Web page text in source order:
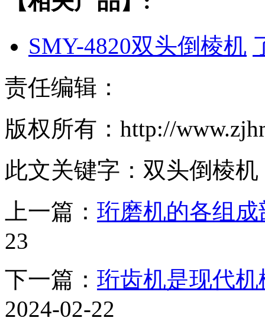
SMY-4820双头倒棱机
责任编辑：
版权所有：http://
此文关键字： 双头倒棱机
上一篇： 珩磨机的各组
23
下一篇： 珩齿机是现代
2024-02-22